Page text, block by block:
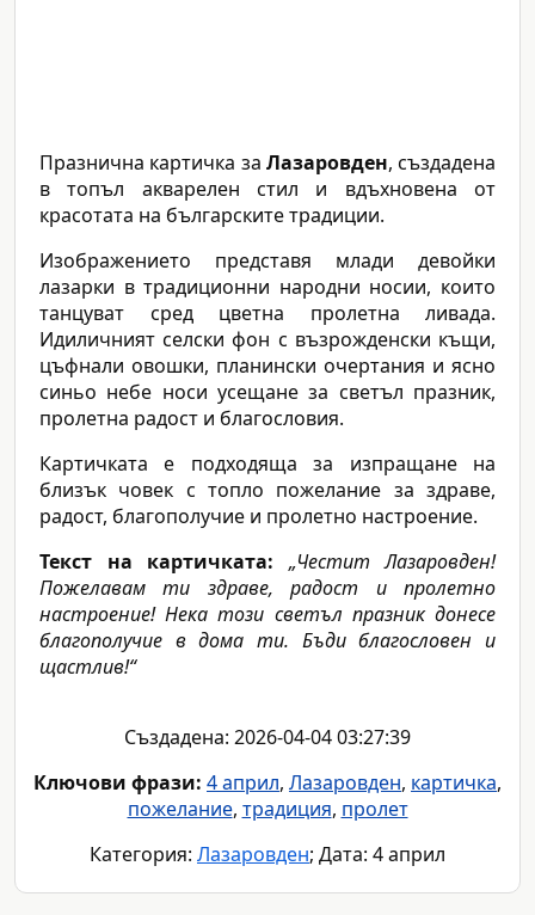
Празнична картичка за Лазаровден, създадена
в топъл акварелен стил и вдъхновена от
красотата на българските традиции.
Изображението представя млади девойки
лазарки в традиционни народни носии, които
танцуват сред цветна пролетна ливада.
Идиличният селски фон с възрожденски къщи,
цъфнали овошки, планински очертания и ясно
синьо небе носи усещане за светъл празник,
пролетна радост и благословия.
Картичката е подходяща за изпращане на
близък човек с топло пожелание за здраве,
радост, благополучие и пролетно настроение.
Текст на картичката:
„Честит Лазаровден!
Пожелавам ти здраве, радост и пролетно
настроение! Нека този светъл празник донесе
благополучие в дома ти. Бъди благословен и
щастлив!“
Създадена: 2026-04-04 03:27:39
Ключови фрази: 4 април, Лазаровден, картичка,
пожелание, традиция, пролет
Категория: Лазаровден; Дата: 4 април